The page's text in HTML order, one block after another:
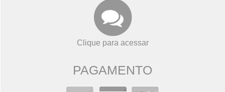
Clique para acessar
PAGAMENTO